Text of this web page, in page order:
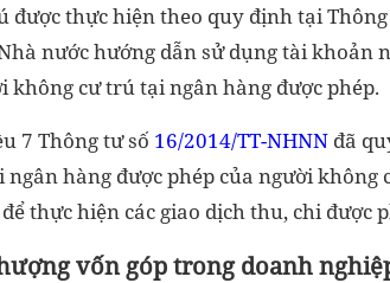
được thực hiện theo quy định tại
nước hướng dẫn sử dụng tài khoản
không cư trú tại ngân hàng được phép.
7 Thông tư số 16/2014/TT-NHNN đã
ngân hàng được phép của người
thực hiện các giao dịch thu, chi được
vốn góp trong doanh